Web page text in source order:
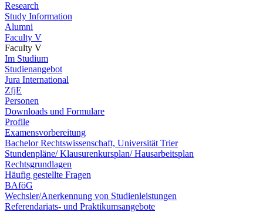
Research
Study Information
Alumni
Faculty V
Faculty V
Im Studium
Studienangebot
Jura International
ZfjE
Personen
Downloads und Formulare
Profile
Examensvorbereitung
Bachelor Rechtswissenschaft, Universität Trier
Stundenpläne/ Klausurenkursplan/ Hausarbeitsplan
Rechtsgrundlagen
Häufig gestellte Fragen
BAföG
Wechsler/Anerkennung von Studienleistungen
Referendariats- und Praktikumsangebote